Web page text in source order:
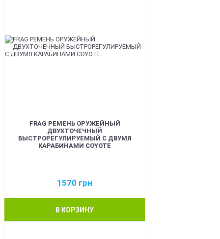
FRAG РЕМЕНЬ ОРУЖЕЙНЫЙ
ДВУХТОЧЕЧНЫЙ
БЫСТРОРЕГУЛИРУЕМЫЙ С ДВУМЯ
КАРАБИНАМИ COYOTE
1570 грн
В КОРЗИНУ